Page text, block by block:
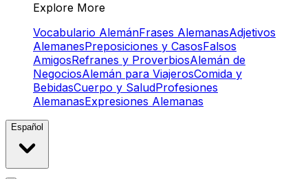
Explore More
Vocabulario AlemánFrases AlemanasAdjetivos
AlemanesPreposiciones y CasosFalsos
AmigosRefranes y ProverbiosAlemán de
NegociosAlemán para ViajerosComida y
BebidasCuerpo y SaludProfesiones
AlemanasExpresiones Alemanas
Español